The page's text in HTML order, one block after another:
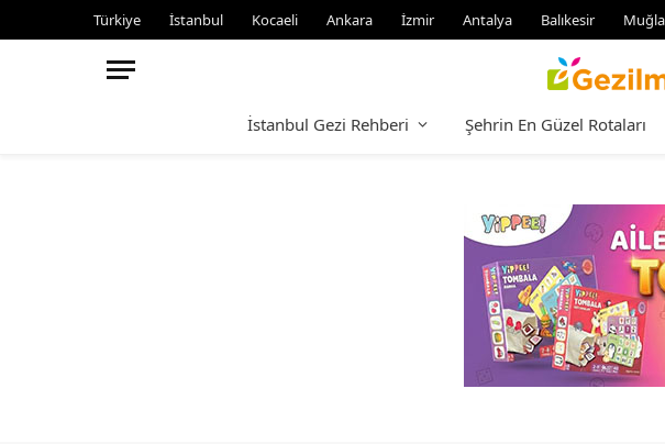
Türkiye İstanbul Kocaeli Ankara İzmir Antalya Balıkesir Muğla
İstanbul Gezi Rehberi Şehrin En Güzel Rotaları